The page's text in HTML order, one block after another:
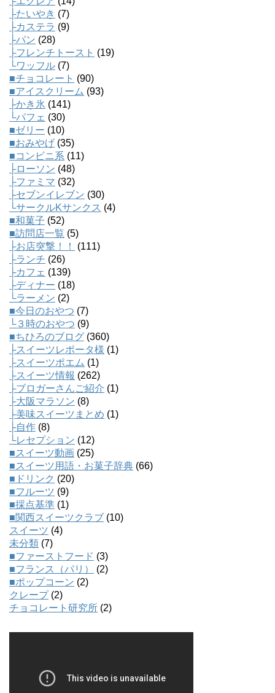
├たいやき (7)
├カステラ (9)
├パン (28)
├フレンチトースト (19)
└ワッフル (7)
■チョコレート (90)
■アイスクリーム (93)
├かき氷 (141)
└パフェ (30)
■ゼリー (10)
■おみやげ (35)
■コンビニ系 (11)
├ローソン (48)
├ファミマ (32)
├セブンイレブン (30)
└サークルKサンクス (4)
■和菓子 (52)
■訪問店一覧 (5)
├お店突撃！！
(111)
├ランチ (26)
├カフェ (139)
├ディナー (18)
└ラーメン (2)
■今日のおやつ (7)
└３時のおやつ (9)
■ちひろのブログ (360)
├スイーツレポータ様 (1)
├スイーツポエム (1)
├スイーツ情報 (262)
├ブロガーさんご紹介 (1)
├大阪マラソン (8)
├美味スイーツまとめ (1)
├自作 (8)
└レセプション (12)
■スイーツ動画 (25)
■スイーツ用語・お菓子辞典 (66)
■ドリンク (20)
■フルーツ (9)
■採点基準 (1)
■関西スイーツクラブ (10)
スイーツ (4)
未分類 (7)
■ファーストフード (3)
■フランス（パリ）
(2)
■ポップコーン (2)
クレープ(2)
チョコレート研究所 (2)